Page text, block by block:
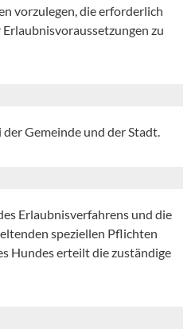
vorzulegen, die erforderlich
zu
Gemeinde und der Stadt.
Erlaubnisverfahrens und die
speziellen Pflichten
Hundes erteilt die zuständige